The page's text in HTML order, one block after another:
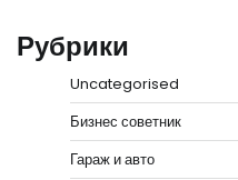
Рубрики
Uncategorised
Бизнес советник
Гараж и авто